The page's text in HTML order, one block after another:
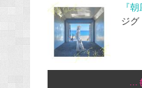
『
ジグ